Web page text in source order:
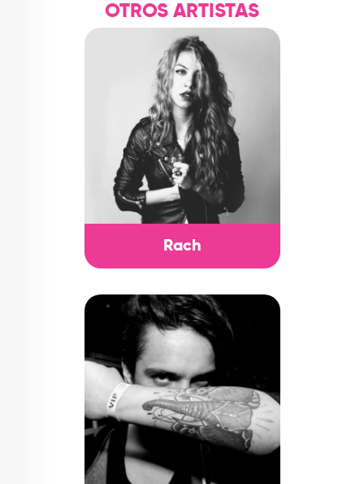
QUIÉNES SOMOS
OTROS ARTISTAS
Rach